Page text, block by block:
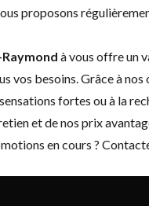
proposons
à vous offre un
vos besoins. Grâce à
fortes ou à la
et de nos prix
en cours ?